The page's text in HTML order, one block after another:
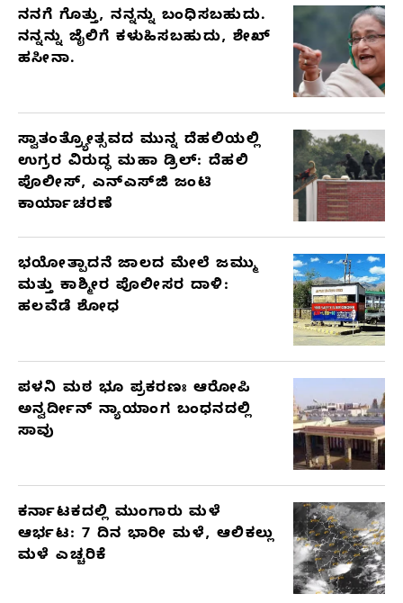
ನನಗೆ ಗೊತ್ತು, ನನ್ನನ್ನು ಬಂಧಿಸಬಹುದು.
ನನ್ನನ್ನು ಜೈಲಿಗೆ ಕಳುಹಿಸಬಹುದು, ಶೇಖ್
ಹಸೀನಾ.
ಸ್ವಾತಂತ್ರ್ಯೋತ್ಸವದ ಮುನ್ನ ದೆಹಲಿಯಲ್ಲಿ
ಉಗ್ರರ ವಿರುದ್ಧ ಮಹಾ ಡ್ರಿಲ್: ದೆಹಲಿ
ಪೊಲೀಸ್, ಎನ್‌ಎಸ್‌ಜಿ ಜಂಟಿ
ಕಾರ್ಯಾಚರಣೆ
ಭಯೋತ್ಪಾದನೆ ಜಾಲದ ಮೇಲೆ ಜಮ್ಮು
ಮತ್ತು ಕಾಶ್ಮೀರ ಪೊಲೀಸರ ದಾಳಿ:
ಹಲವೆಡೆ ಶೋಧ
ಪಳನಿ ಮಠ ಭೂ ಪ್ರಕರಣಃ ಆರೋಪಿ
ಅನ್ವರ್ದೀನ್ ನ್ಯಾಯಾಂಗ ಬಂಧನದಲ್ಲಿ
ಸಾವು
ಕರ್ನಾಟಕದಲ್ಲಿ ಮುಂಗಾರು ಮಳೆ
ಆರ್ಭಟ: 7 ದಿನ ಭಾರೀ ಮಳೆ, ಆಲಿಕಲ್ಲು
ಮಳೆ ಎಚ್ಚರಿಕೆ